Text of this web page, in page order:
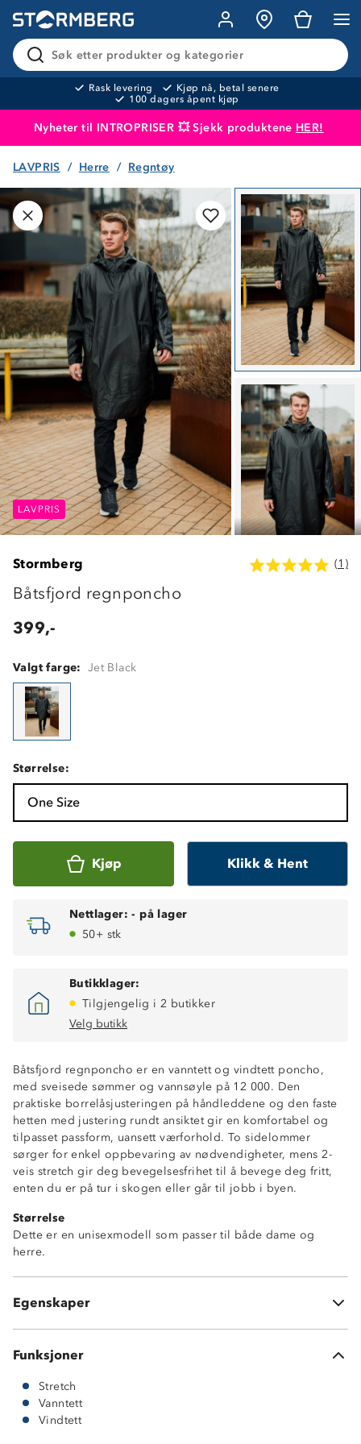
Søk etter produkter og kategorier
Rask levering
Kjøp nå, betal senere
100 dagers åpent kjøp
Nyheter til INTROPRISER 💥 Sjekk produktene HER!
Produktet er lagt i handlekurven
LAVPRIS Herre Regntøy
LAVPRIS LAVPRIS
LAVPRIS
Stormberg (1)
Båtsfjord regnponcho
399,-
Valgt farge: Jet Black
Størrelse:
One Size
Kjøp Klikk & Hent
Nettlager: - på lager
50+ stk
Butikklager:
Tilgjengelig i 2 butikker
Velg butikk
Båtsfjord regnponcho er en vanntett og vindtett poncho,
med sveisede sømmer og vannsøyle på 12 000. Den
praktiske borrelåsjusteringen på håndleddene og den faste
hetten med justering rundt ansiktet gir en komfortabel og
tilpasset passform, uansett værforhold. To sidelommer
sørger for enkel oppbevaring av nødvendigheter, mens 2-
veis stretch gir deg bevegelsesfrihet til å bevege deg fritt,
enten du er på tur i skogen eller går til jobb i byen.
Størrelse
Dette er en unisexmodell som passer til både dame og
herre.
Egenskaper
Vanntett (12 000 mm vannsøyle)
Sveisede sømmer
2-veis stretch
Borrelåsjustering på håndledd
2 sidelommer
Funksjoner
Stretch
Vanntett
Vindtett